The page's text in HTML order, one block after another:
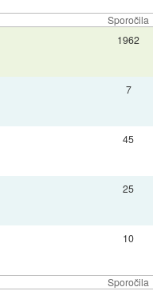
Sporočila
Sporočila
1962
7
45
25
10